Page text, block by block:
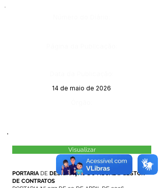
14 de maio de 2026
Visualizar
PORTARIA DE DESIGNAÇÃO DO FISCALEGESTOR
DE CONTRATOS